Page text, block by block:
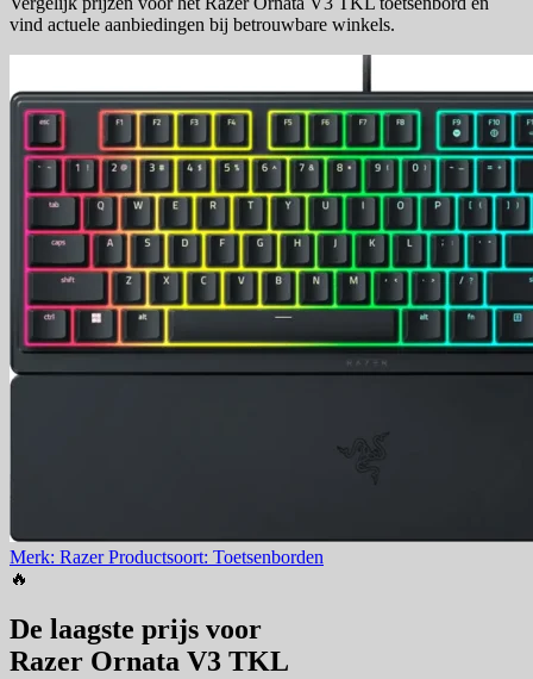
vind actuele aanbiedingen bij betrouwbare winkels.
Merk: RazerProductsoort: Toetsenborden
🔥
De laagste prijs voor
Razer Ornata V3 TKL